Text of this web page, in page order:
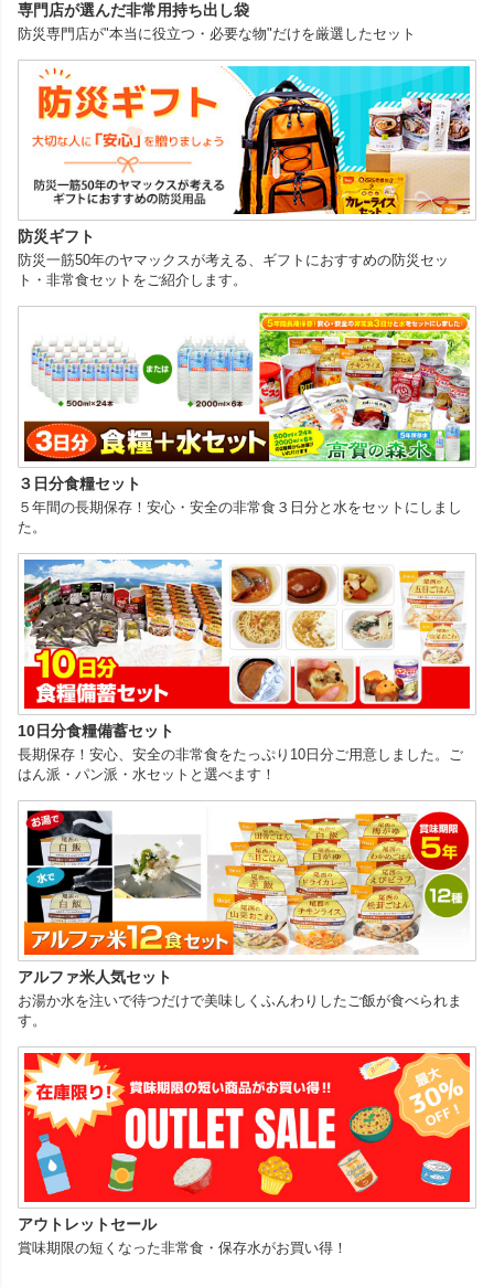
専門店が選んだ非常用持ち出し袋
防災専門店が"本当に役立つ・必要な物"だけを厳選したセット
防災ギフト
防災一筋50年のヤマックスが考える、ギフトにおすすめの防災セッ
ト・非常食セットをご紹介します。
３日分食糧セット
５年間の長期保存！安心・安全の非常食３日分と水をセットにしまし
た。
10日分食糧備蓄セット
長期保存！安心、安全の非常食をたっぷり10日分ご用意しました。ご
はん派・パン派・水セットと選べます！
アルファ米人気セット
お湯か水を注いで待つだけで美味しくふんわりしたご飯が食べられま
す。
アウトレットセール
賞味期限の短くなった非常食・保存水がお買い得！